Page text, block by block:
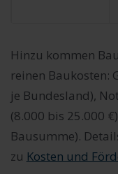
Hinzu kommen
reinen Baukosten:
je Bundesland),
(8.000 bis 25.000
Bausumme).
zu Kosten und